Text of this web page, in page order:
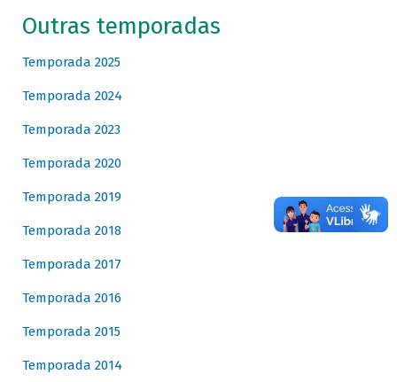
Outras temporadas
Temporada 2025
Temporada 2024
Temporada 2023
Temporada 2020
Temporada 2019
Temporada 2018
Temporada 2017
Temporada 2016
Temporada 2015
Temporada 2014